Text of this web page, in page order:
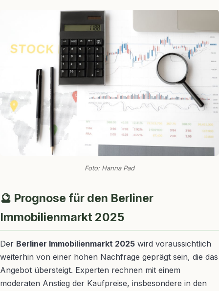
Foto: Hanna Pad
🔮 Prognose für den Berliner
Immobilienmarkt 2025
Der Berliner Immobilienmarkt 2025 wird voraussichtlich
weiterhin von einer hohen Nachfrage geprägt sein, die das
Angebot übersteigt. Experten rechnen mit einem
moderaten Anstieg der Kaufpreise, insbesondere in den